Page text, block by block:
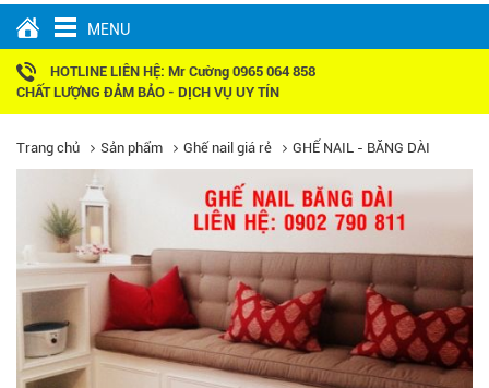
MENU
HOTLINE LIÊN HỆ: Mr Cường 0965 064 858
CHẤT LƯỢNG ĐẢM BẢO - DỊCH VỤ UY TÍN
Trang chủ Sản phẩm Ghế nail giá rẻ GHẾ NAIL - BĂNG DÀI